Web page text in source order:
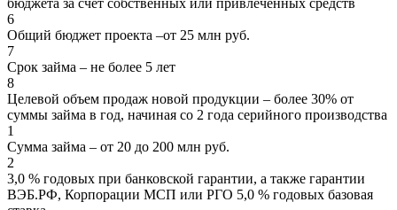
6
Общий бюджет проекта –от 25 млн руб.
7
Срок займа – не более 5 лет
8
Целевой объем продаж новой продукции – более 30% от
суммы займа в год, начиная со 2 года серийного производства
1
Сумма займа – от 20 до 200 млн руб.
2
3,0 % годовых при банковской гарантии, а также гарантии
ВЭБ.РФ, Корпорации МСП или РГО 5,0 % годовых базовая